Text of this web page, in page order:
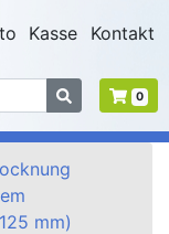
Kasse Kontakt
0
mm)